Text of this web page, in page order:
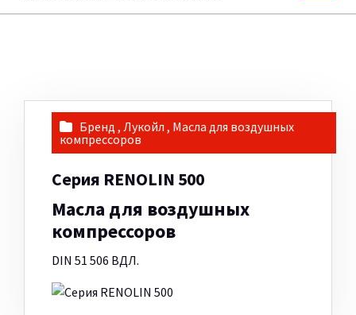
Бренд , Лукойл , Масла для воздушных
компрессоров
Серия RENOLIN 500
Масла для воздушных
компрессоров
DIN 51 506 ВДЛ.